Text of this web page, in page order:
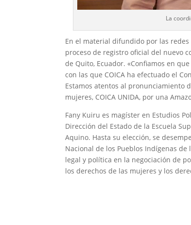
La
En el material difundido por las redes
proceso de registro oficial del nuevo
de Quito, Ecuador. «Confiamos en
con las que COICA ha efectuado el
Estamos atentos al pronunciamiento
mujeres, COICA UNIDA, por una
Fany Kuiru es magíster en Estudios
Dirección del Estado de la Escuela
Aquino. Hasta su elección, se
Nacional de los Pueblos Indígenas de
legal y política en la negociación de
los derechos de las mujeres y los